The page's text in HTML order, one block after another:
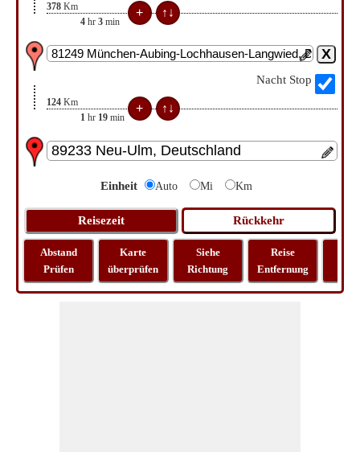
378 Km
4 hr 3 min
Nacht Stop
124 Km
1 hr 19 min
Einheit Auto Mi Km
Abstand
Prüfen
Karte
überprüfen
Siehe
Richtung
Reise
Entfernung